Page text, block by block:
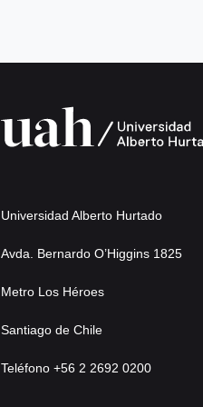
Universidad Alberto Hurtado
Avda. Bernardo O’Higgins 1825
Metro Los Héroes
Santiago de Chile
Teléfono +56 2 2692 0200